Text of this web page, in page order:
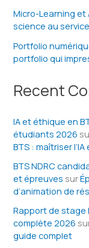
Micro-Learning et
science au
Portfolio
portfolio qui
Recent
IA et éthique en
étudiants 2026
BTS : maîtriser
BTS NDRC
et épreuves sur
d’animation de
Rapport de stage
complète 2026
guide complet